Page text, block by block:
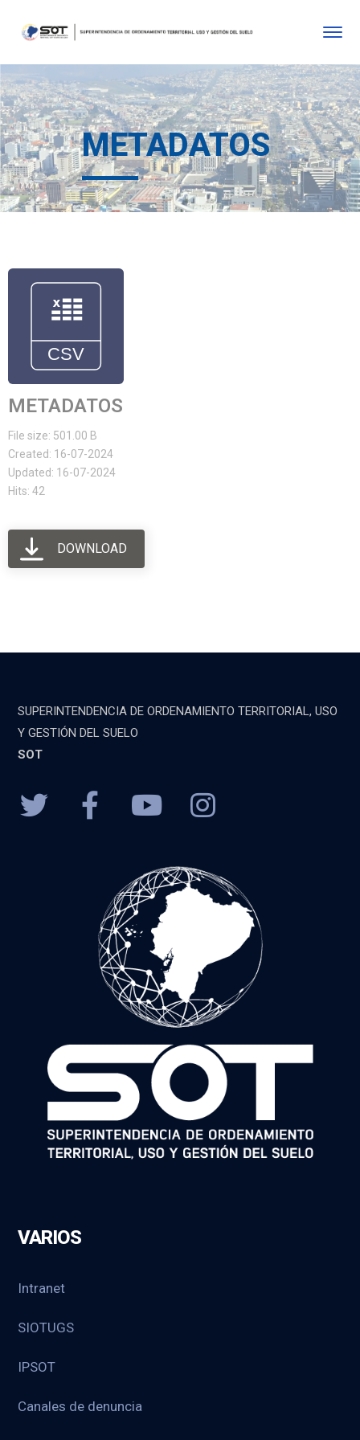
METADATOS
METADATOS
File size: 501.00 B
Created: 16-07-2024
Updated: 16-07-2024
Hits: 42
DOWNLOAD
SUPERINTENDENCIA DE ORDENAMIENTO TERRITORIAL, USO
Y GESTIÓN DEL SUELO
SOT
VARIOS
Intranet
SIOTUGS
IPSOT
Canales de denuncia